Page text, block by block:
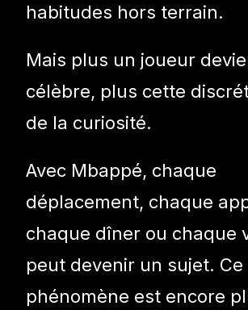
habitudes hors terrain.
Mais plus un joueur
célèbre, plus cette
de la curiosité.
Avec Mbappé, chaque
déplacement, chaque
chaque dîner ou chaque
peut devenir un sujet. Ce
phénomène est encore